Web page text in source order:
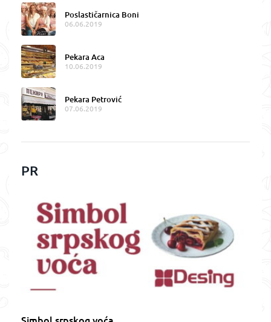
Poslastičarnica Boni
06.06.2019
Pekara Aca
10.06.2019
Pekara Petrović
07.06.2019
PR